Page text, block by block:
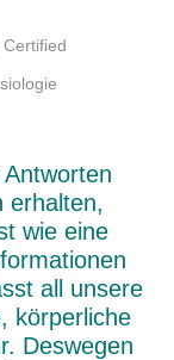
erhalten,
wie eine
all unsere
körperliche
Deswegen